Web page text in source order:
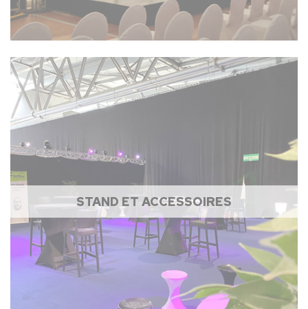
STAND ET ACCESSOIRES